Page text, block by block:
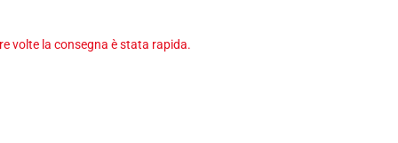
volte la consegna è stata rapida.